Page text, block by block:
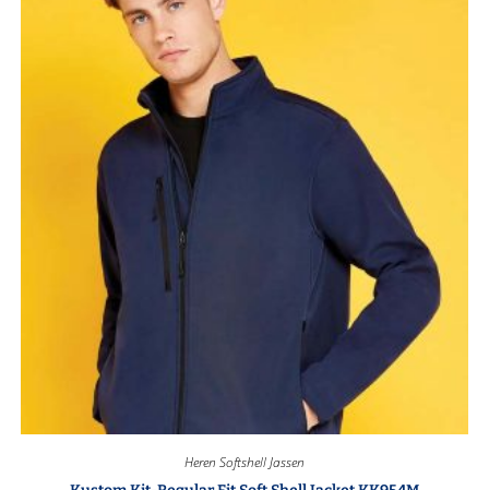
Heren Softshell Jassen